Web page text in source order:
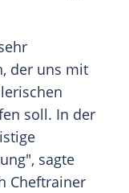
der uns mit
soll. In der
sagte
Cheftrainer